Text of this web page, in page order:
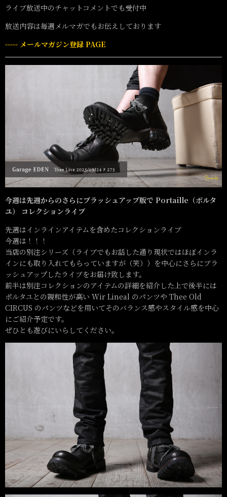
ライブ放送中のチャットコメントでも受付中
放送内容は毎週メルマガでもお伝えしております
----- メールマガジン登録 PAGE
今週は先週からのさらにブラッシュアップ版で Portaille（ポルタ
ユ） コレクションライブ
先週はインラインアイテムを含めたコレクションライブ
今週は！！！
当店の別注シリーズ（ライブでもお話した通り現状ではほぼインラ
インにも取り入れてもらっていますが（笑））を中心にさらにブラ
ッシュアップしたライブをお届け致します。
前半は別注コレクションのアイテムの詳細を紹介した上で後半には
ポルタユとの親和性が高い Wir Lineal のパンツや Thee Old
CIRCUS のパンツなどを用いてそのバランス感やスタイル感を中心
にご紹介予定です。
ぜひとも遊びにいらしてください。